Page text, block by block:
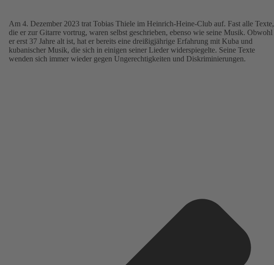
Am 4. Dezember 2023 trat Tobias Thiele im Heinrich-Heine-Club auf. Fast alle Texte,
die er zur Gitarre vortrug, waren selbst geschrieben, ebenso wie seine Musik. Obwohl
er erst 37 Jahre alt ist, hat er bereits eine dreißigjährige Erfahrung mit Kuba und
kubanischer Musik, die sich in einigen seiner Lieder widerspiegelte. Seine Texte
wenden sich immer wieder gegen Ungerechtigkeiten und Diskriminierungen.